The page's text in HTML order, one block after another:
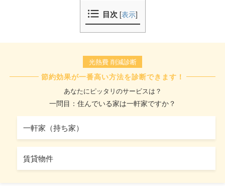
目次 [表示]
光熱費 削減診断
節約効果が一番高い方法を診断できます！
あなたにピッタリのサービスは？
一問目：住んでいる家は一軒家ですか？
一軒家（持ち家）
賃貸物件